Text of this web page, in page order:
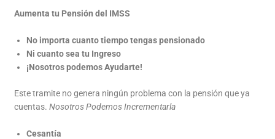
Aumenta tu Pensión del IMSS
No importa cuanto tiempo tengas pensionado
Ni cuanto sea tu Ingreso
¡Nosotros podemos Ayudarte!
Este tramite no genera ningún problema con la pensión que ya
cuentas.Nosotros Podemos Incrementarla
Cesantía